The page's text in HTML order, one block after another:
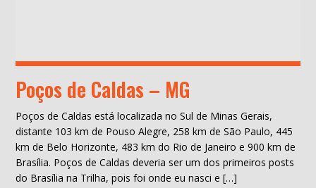
Poços de Caldas – MG
Poços de Caldas está localizada no Sul de Minas Gerais,
distante 103 km de Pouso Alegre, 258 km de São Paulo, 445
km de Belo Horizonte, 483 km do Rio de Janeiro e 900 km de
Brasília. Poços de Caldas deveria ser um dos primeiros posts
do Brasília na Trilha, pois foi onde eu nasci e […]